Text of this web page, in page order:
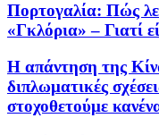
Πορτογαλία: Πώς
«Γκλόρια» – Γιατί
Η απάντηση της
διπλωματικές
στοχοθετούμε